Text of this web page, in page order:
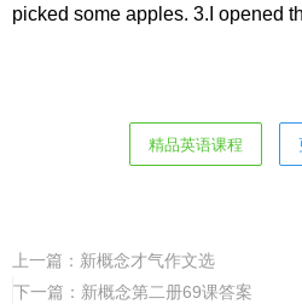
picked some apples. 3.I opened
精品英语课程
上一篇： 新概念才气作文选
下一篇： 新概念第二册69课答案